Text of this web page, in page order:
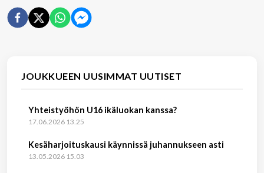
JOUKKUEEN UUSIMMAT UUTISET
Yhteistyöhön U16 ikäluokan kanssa?
17.06.2026 13.25
Kesäharjoituskausi käynnissä juhannukseen asti
13.05.2026 15.03